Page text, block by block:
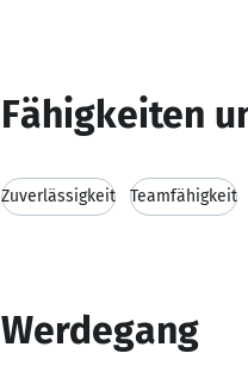
Fähigkeiten
Zuverlässigkeit Teamfähigkeit
Werdegang